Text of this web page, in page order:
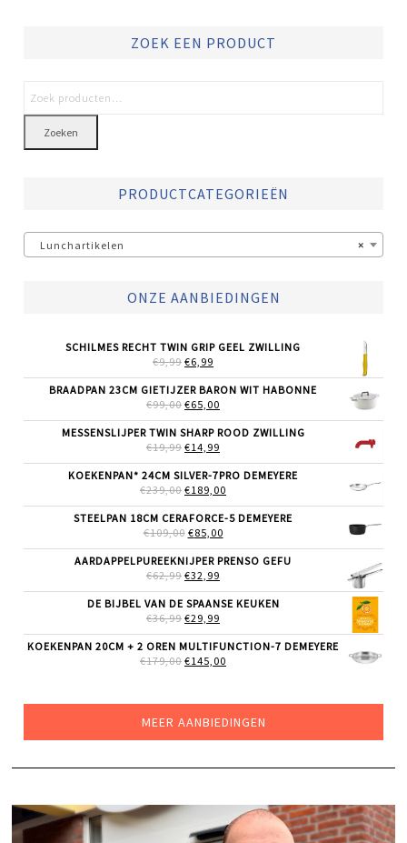
ZOEK EEN PRODUCT
Zoeken
PRODUCTCATEGORIEËN
×
Lunchartikelen
ONZE AANBIEDINGEN
SCHILMES RECHT TWIN GRIP GEEL ZWILLING
€9,99 OORSPRONKELIJKE
WAS:
€9,99.
€6,99
IS:
€6,99.
BRAADPAN 23CM GIETIJZER BARON WIT HABONNE
€99,00 OORSPRONKELIJKE
WAS:
€99,00.
€65,00
IS:
MESSENSLIJPER TWIN SHARP ROOD ZWILLING
€19,99 OORSPRONKELIJKE
WAS:
€19,99.
€14,99
IS:
€14,99.
KOEKENPAN* 24CM SILVER-7PRO DEMEYERE
€239,00 OORSPRONKELIJKE
WAS:
€239,00.
€189,00
IS:
STEELPAN 18CM CERAFORCE-5 DEMEYERE
€109,00 OORSPRONKELIJKE
WAS:
€109,00.
€85,00HUIDIGE
IS:
AARDAPPELPUREEKNIJPER PRENSO GEFU
€62,99 OORSPRONKELIJKE
WAS:
€62,99.
€32,99
IS:
DE BIJBEL VAN DE SPAANSE KEUKEN
€36,99 OORSPRONKELIJKE
WAS:
€36,99.
€29,99
IS:
€29,99.
KOEKENPAN 20CM + 2 OREN MULTIFUNCTION-7 DEMEYERE
€179,00 OORSPRONKELIJKE
€145,00
MEER AANBIEDINGEN